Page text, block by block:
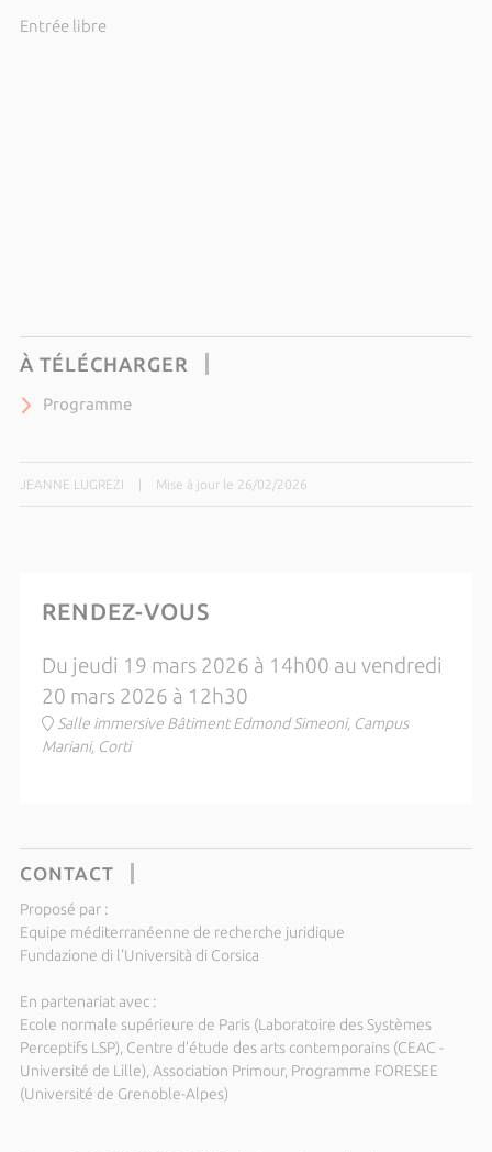
Entrée libre
À TÉLÉCHARGER
Programme
JEANNE LUGREZI Mise à jour le 26/02/2026
RENDEZ-VOUS
Du jeudi 19 mars 2026 à 14h00 au vendredi
20 mars 2026 à 12h30
Salle immersive Bâtiment Edmond Simeoni, Campus
Mariani, Corti
CONTACT
Proposé par :
Equipe méditerranéenne de recherche juridique
Fundazione di l'Università di Corsica
En partenariat avec :
Ecole normale supérieure de Paris (Laboratoire des Systèmes
Perceptifs LSP), Centre d’étude des arts contemporains (CEAC -
Université de Lille), Association Primour, Programme FORESEE
(Université de Grenoble-Alpes)